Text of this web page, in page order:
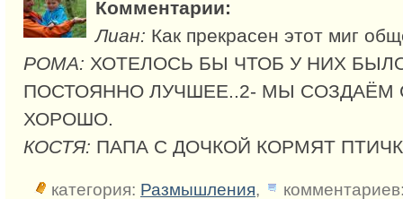
Комментарии:
Лиан: Как прекрасен этот миг
РОМА: ХОТЕЛОСЬ БЫ ЧТОБ У НИХ
ПОСТОЯННО ЛУЧШЕЕ..2- МЫ
ХОРОШО.
КОСТЯ: ПАПА С ДОЧКОЙ КОРМЯТ
категория: Размышления,